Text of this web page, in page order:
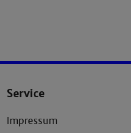
Service
Impressum